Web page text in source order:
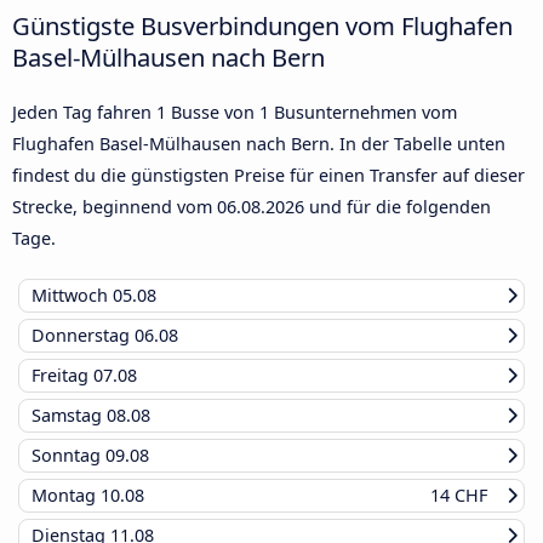
Günstigste Busverbindungen vom Flughafen
Basel-Mülhausen nach Bern
Jeden Tag fahren 1 Busse von 1 Busunternehmen vom
Flughafen Basel-Mülhausen nach Bern. In der Tabelle unten
findest du die günstigsten Preise für einen Transfer auf dieser
Strecke, beginnend vom 06.08.2026 und für die folgenden
Tage.
Mittwoch 05.08
Donnerstag 06.08
Freitag 07.08
Samstag 08.08
Sonntag 09.08
Montag 10.08
14 CHF
Dienstag 11.08